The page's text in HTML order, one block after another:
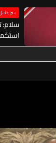
خبر
سلام: